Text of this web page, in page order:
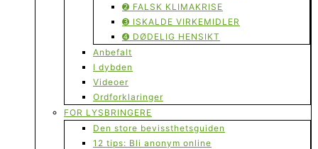
➋ FALSK KLIMAKRISE
➌ ISKALDE VIRKEMIDLER
➍ DØDELIG HENSIKT
Anbefalt
I dybden
Videoer
Ordforklaringer
FOR LYSBRINGERE
Den store bevissthetsguiden
12 tips: Bli anonym online